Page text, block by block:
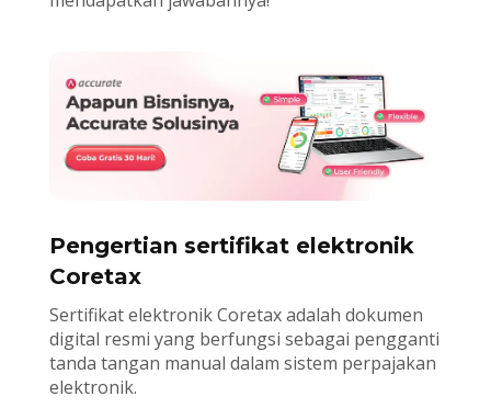
Pengertian sertifikat elektronik
Coretax
Sertifikat elektronik Coretax adalah dokumen
digital resmi yang berfungsi sebagai pengganti
tanda tangan manual dalam sistem perpajakan
elektronik.